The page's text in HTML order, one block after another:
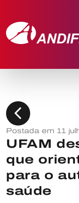
chevron_left
Postada em 11
UFAM
que
para o
saúde